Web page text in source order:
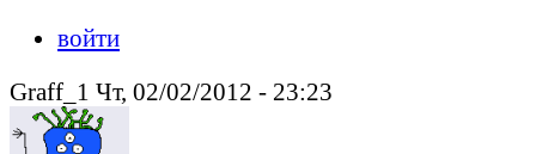
войти
Graff_1 Чт, 02/02/2012 - 23:23